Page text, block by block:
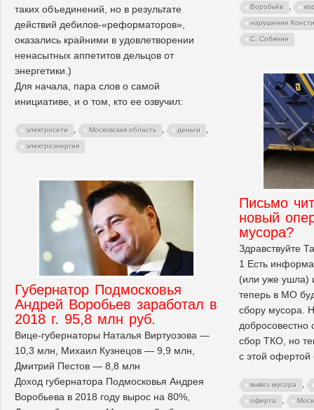
таких объединений, но в результате
действий дебилов-«реформаторов»,
оказались крайними в удовлетворении
ненасытных аппетитов дельцов от
энергетики.)
Для начала, пара слов о самой
инициативе, и о том, кто ее озвучил:
электросети , Московская область , деньги ,
электроэнергия
Воробьёв ,
нарушение
С. Собянин
Письмо
новый
мусора?
Здравствуйте
1 Есть
(или уже ушла)
теперь в МО
сбору мусора.
добросовестно
сбор ТКО, но
с этой
вывоз мусора ,
оферта ,
Губернатор Подмосковья
Андрей Воробьев заработал в
2018 г. 95,8 млн руб.
Вице-губернаторы Наталья Виртуозова —
10,3 млн, Михаил Кузнецов — 9,9 млн,
Дмитрий Пестов — 8,8 млн
Доход губернатора Подмосковья Андрея
Воробьева в 2018 году вырос на 80%,